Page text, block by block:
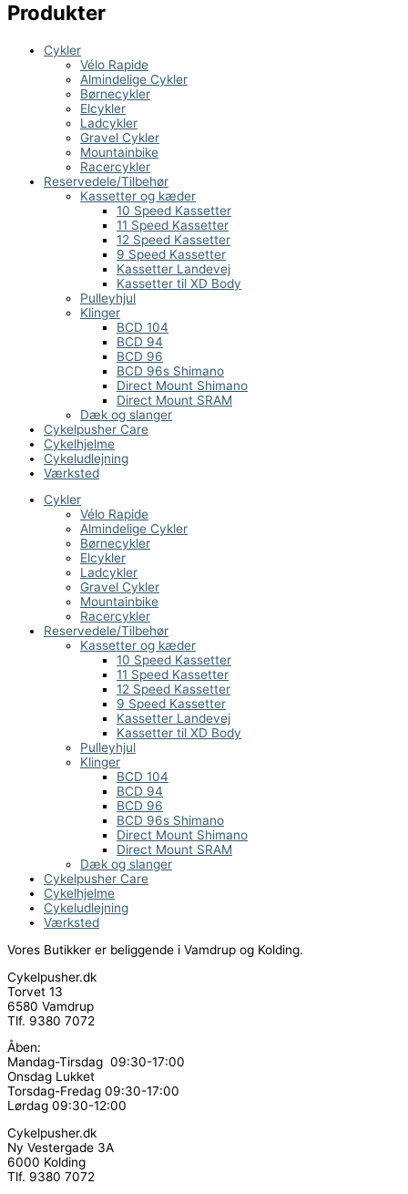
Produkter
Cykler
Vélo Rapide
Almindelige Cykler
Børnecykler
Elcykler
Ladcykler
Gravel Cykler
Mountainbike
Racercykler
Reservedele/Tilbehør
Kassetter og kæder
10 Speed Kassetter
11 Speed Kassetter
12 Speed Kassetter
9 Speed Kassetter
Kassetter Landevej
Kassetter til XD Body
Pulleyhjul
Klinger
BCD 104
BCD 94
BCD 96
BCD 96s Shimano
Direct Mount Shimano
Direct Mount SRAM
Dæk og slanger
Cykelpusher Care
Cykelhjelme
Cykeludlejning
Værksted
Cykler
Vélo Rapide
Almindelige Cykler
Børnecykler
Elcykler
Ladcykler
Gravel Cykler
Mountainbike
Racercykler
Reservedele/Tilbehør
Kassetter og kæder
10 Speed Kassetter
11 Speed Kassetter
12 Speed Kassetter
9 Speed Kassetter
Kassetter Landevej
Kassetter til XD Body
Pulleyhjul
Klinger
BCD 104
BCD 94
BCD 96
BCD 96s Shimano
Direct Mount Shimano
Direct Mount SRAM
Dæk og slanger
Cykelpusher Care
Cykelhjelme
Cykeludlejning
Værksted
Vores Butikker er beliggende i Vamdrup og Kolding.
Cykelpusher.dk
Torvet 13
6580 Vamdrup
Tlf. 9380 7072
Åben:
Mandag-Tirsdag 09:30-17:00
Onsdag Lukket
Torsdag-Fredag 09:30-17:00
Lørdag 09:30-12:00
Cykelpusher.dk
Ny Vestergade 3A
6000 Kolding
Tlf. 9380 7072